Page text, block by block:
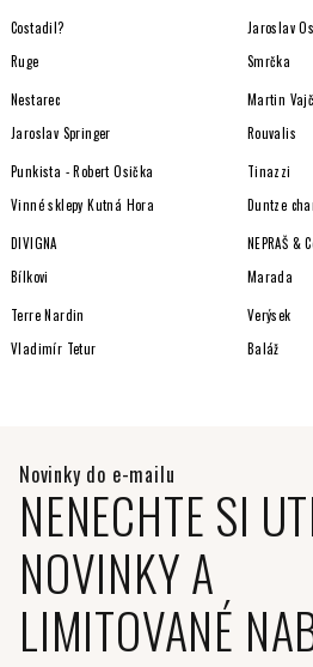
Costadil?
Jaroslav
Ruge
Smrčka
Nestarec
Martin
Jaroslav Springer
Rouvalis
Punkista - Robert Osička
Tinazzi
Vinné sklepy Kutná Hora
Duntze
DIVIGNA
NEPRAŠ &
Bílkovi
Marada
Terre Nardin
Verýsek
Vladimír Tetur
Baláž
NENECHTE SI
NOVINKY A
LIMITOVANÉ